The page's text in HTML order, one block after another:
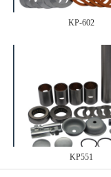
KP-602
KP551